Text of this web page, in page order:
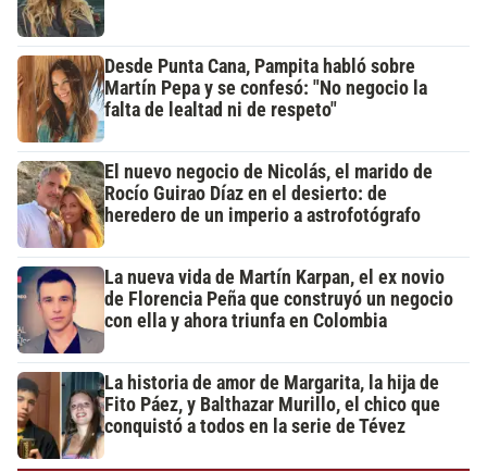
Desde Punta Cana, Pampita habló sobre
Martín Pepa y se confesó: "No negocio la
falta de lealtad ni de respeto"
El nuevo negocio de Nicolás, el marido de
Rocío Guirao Díaz en el desierto: de
heredero de un imperio a astrofotógrafo
La nueva vida de Martín Karpan, el ex novio
de Florencia Peña que construyó un negocio
con ella y ahora triunfa en Colombia
La historia de amor de Margarita, la hija de
Fito Páez, y Balthazar Murillo, el chico que
conquistó a todos en la serie de Tévez